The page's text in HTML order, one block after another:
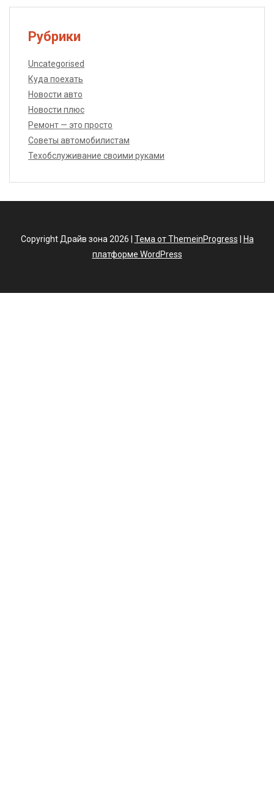
Рубрики
Uncategorised
Куда поехать
Новости авто
Новости плюс
Ремонт — это просто
Советы автомобилистам
Техобслуживание своими руками
Copyright Драйв зона 2026 | Тема от ThemeinProgress
На
платформе WordPress